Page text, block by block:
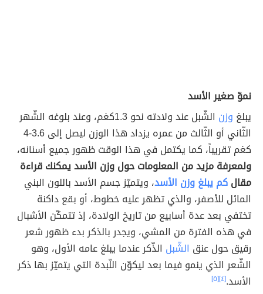
نموّ صغير الأسد
يبلغ وزن
الشّبل عند ولادته نحو 1.3كغم، وعند بلوغه الشّهر
الثّاني أو الثّالث من عمره يزداد هذا الوزن ليصل إلى 3.6-4
كغم تقريباً، كما يكتمل في هذا الوقت ظهور جميع أسنانه،
ولمعرفة مزيد من المعلومات حول وزن الأسد يمكنك قراءة
مقالكم يبلغ وزن الأسد، ويتميّز جسم الأسد باللون البني
المائل للأصفر، والذي تظهر عليه خطوط، أو بقع داكنة
تختفي بعد عدة أسابيع من تاريخ الولادة، إذ تتمكّن الأشبال
في هذه الفترة من المشي، ويجدر بالذكر بدء ظهور شعر
رقيق حول عنق الشّبل الذّكر عندما يبلغ عامه الأول، وهو
الشّعر الذي ينمو فيما بعد ليكوّن اللّبدة التي يتميّز بها ذكر
الأسد.[٤] [٥]